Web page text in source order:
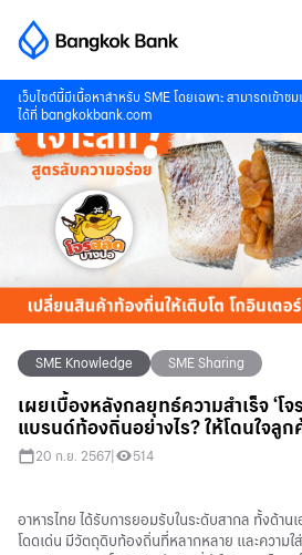
เว็บไซต์นี้มีเนื้อหาสำหรับ SME โดยเฉพาะ สามารถเข้าช
ได้ที่ bangkokbank.com
SME Knowledge SME Sharing
เผยเบื้องหลังกลยุทธ์ความสำเร็จ ‘โจ
แบรนด์ท้องถิ่นอย่างไร? ให้โดนใจลูก
20 ก.ย. 2567 514
อาหารไทย ได้รับการยอมรับในระดับสากล ทั้งด้า
โดดเด่น มีวัตถุดิบท้องถิ่นที่หลากหลาย และความใ